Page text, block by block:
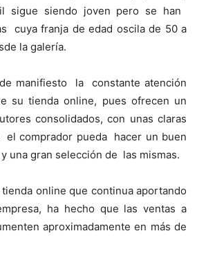
sigue siendo joven pero se han
cuya franja de edad oscila de 50 a
la galería.
manifiesto la constante atención
su tienda online, pues ofrecen un
consolidados, con unas claras
el comprador pueda hacer un buen
una gran selección de las mismas.
online que continua aportando
ha hecho que las ventas a
aproximadamente en más de